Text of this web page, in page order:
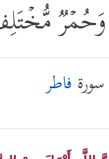
مُّخۡتَلِفٌ
سورةفاطر